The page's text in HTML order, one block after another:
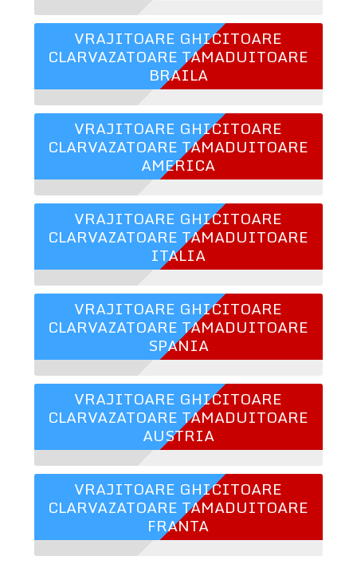
VRAJITOARE GHICITOARE
CLARVAZATOARE TAMADUITOARE
BRAILA
VRAJITOARE GHICITOARE
CLARVAZATOARE TAMADUITOARE
AMERICA
VRAJITOARE GHICITOARE
CLARVAZATOARE TAMADUITOARE
ITALIA
VRAJITOARE GHICITOARE
CLARVAZATOARE TAMADUITOARE
SPANIA
VRAJITOARE GHICITOARE
CLARVAZATOARE TAMADUITOARE
AUSTRIA
VRAJITOARE GHICITOARE
CLARVAZATOARE TAMADUITOARE
FRANTA